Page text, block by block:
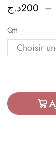
200د.ج –
Qtt